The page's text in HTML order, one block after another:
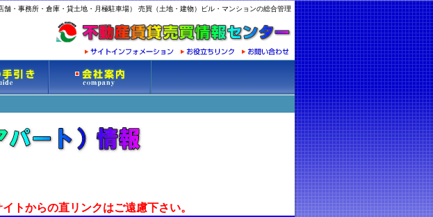
・事務所・倉庫・貸土地・月極駐車場） 売買（土地・建物）ビル・マンションの総合管理
トからの直リンクはご遠慮下さい。